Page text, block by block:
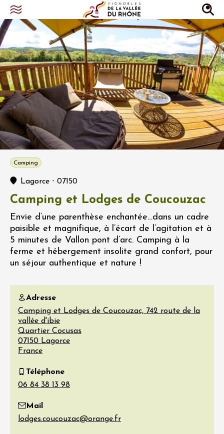
Camping
Lagorce - 07150
Camping et Lodges de Coucouzac
Envie d’une parenthèse enchantée…dans un cadre
paisible et magnifique, à l’écart de l’agitation et à
5 minutes de Vallon pont d’arc. Camping à la
ferme et hébergement insolite grand confort, pour
un séjour authentique et nature !
Adresse
Camping et Lodges de Coucouzac, 742 route de la
vallée d'ibie
Quartier Cocusas
07150 Lagorce
France
Téléphone
Mail